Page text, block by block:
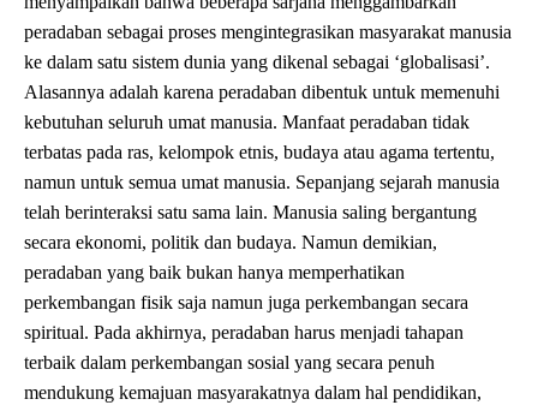
peradaban sebagai proses mengintegrasikan masyarakat manusia
ke dalam satu sistem dunia yang dikenal sebagai ‘globalisasi’.
Alasannya adalah karena peradaban dibentuk untuk memenuhi
kebutuhan seluruh umat manusia. Manfaat peradaban tidak
terbatas pada ras, kelompok etnis, budaya atau agama tertentu,
namun untuk semua umat manusia. Sepanjang sejarah manusia
telah berinteraksi satu sama lain. Manusia saling bergantung
secara ekonomi, politik dan budaya. Namun demikian,
peradaban yang baik bukan hanya memperhatikan
perkembangan fisik saja namun juga perkembangan secara
spiritual. Pada akhirnya, peradaban harus menjadi tahapan
terbaik dalam perkembangan sosial yang secara penuh
mendukung kemajuan masyarakatnya dalam hal pendidikan,